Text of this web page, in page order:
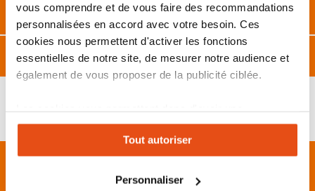
vous comprendre et de vous faire des recommandations
personnalisées en accord avec votre besoin. Ces
cookies nous permettent d'activer les fonctions
essentielles de notre site, de mesurer notre audience et
également de vous proposer de la publicité ciblée.
expérience personnalisée sur notre site. Vous pouvez
changer votre choix à n'importe quel moment. Refuser
tous les cookies peut limiter certaines fonctionnalités.
Tout autoriser
Personnaliser
Description
Caractéristiques
10 ANS D'EXPÉRIENCE